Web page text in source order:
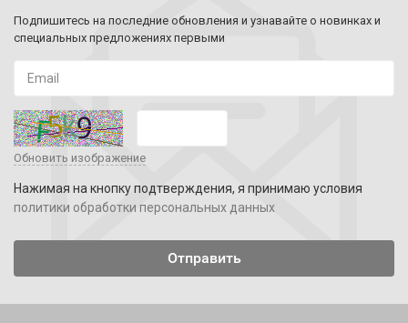
Подпишитесь на последние обновления и узнавайте о новинках и
специальных предложениях первыми
Обновить изображение
Нажимая на кнопку подтверждения, я принимаю условия
политики обработки персональных данных